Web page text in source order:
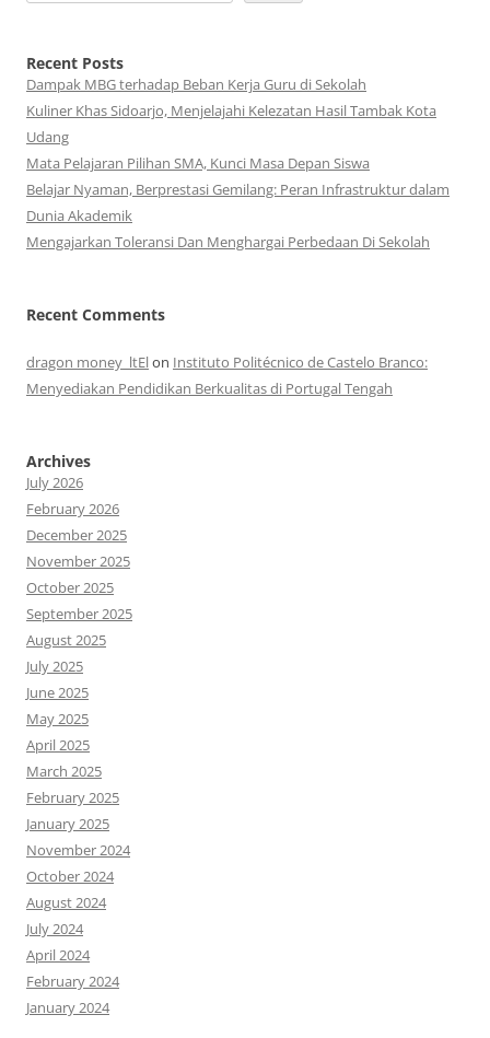
Recent Posts
Dampak MBG terhadap Beban Kerja Guru di Sekolah
Kuliner Khas Sidoarjo, Menjelajahi Kelezatan Hasil Tambak Kota
Udang
Mata Pelajaran Pilihan SMA, Kunci Masa Depan Siswa
Belajar Nyaman, Berprestasi Gemilang: Peran Infrastruktur dalam
Dunia Akademik
Mengajarkan Toleransi Dan Menghargai Perbedaan Di Sekolah
Recent Comments
dragon money_ltElon Instituto Politécnico de Castelo Branco:
Menyediakan Pendidikan Berkualitas di Portugal Tengah
Archives
July 2026
February 2026
December 2025
November 2025
October 2025
September 2025
August 2025
July 2025
June 2025
May 2025
April 2025
March 2025
February 2025
January 2025
November 2024
October 2024
August 2024
July 2024
April 2024
February 2024
January 2024